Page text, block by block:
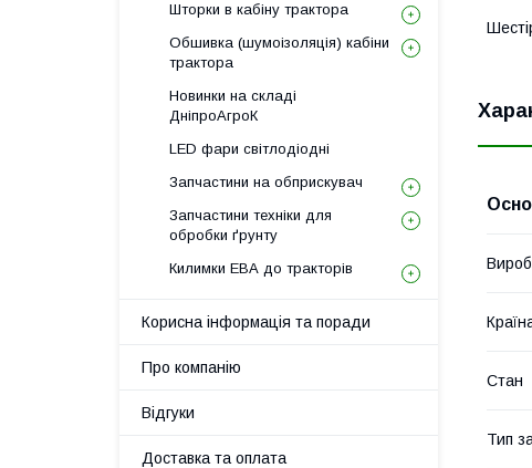
Стан
Тип
Шторки в кабіну трактора
Обшивка (шумоізоляція) кабіни
трактора
Новинки на складі
ДніпроАгроК
LED фари світлодіодні
Запчастини на обприскувач
Запчастини техніки для
обробки ґрунту
Килимки ЕВА до тракторів
Корисна інформація та поради
Про компанію
Відгуки
Доставка та оплата